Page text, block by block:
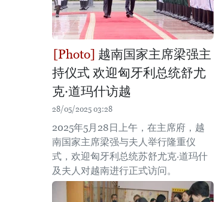
越南国家主席梁强主
持仪式 欢迎匈牙利总统舒尤
克·道玛什访越
28/05/2025 03:28
2025年5月28日上午，在主席府，越
南国家主席梁强与夫人举行隆重仪
式，欢迎匈牙利总统苏舒尤克·道玛什
及夫人对越南进行正式访问。